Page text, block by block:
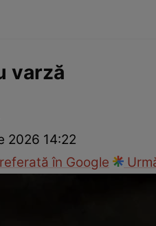
varză
2026 14:22
în Google